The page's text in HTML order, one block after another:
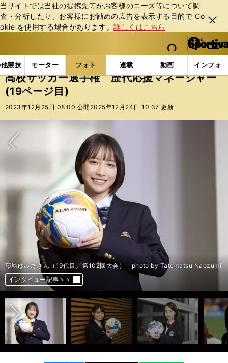
当サイトでは当社の提携先等がお客様のニーズ等について調
査・分析したり、お客様にお勧めの広告を表⽰する⽬的で Co
okie を使⽤する場合があります。詳しくはこちら
閉じ
る
web Sportiva (webスポルティーバ)
検索
マイペ
ー
ジ
メニュ
競技 モーター フォト 連載 動画 インフォ
b
ス
ポ
ル
バ
フォトギャラリー 高校サッカー選手権 歴代応援マネ
高校サッカー選手権 歴代応援マネージャー
(19ページ目)
2023年12月25日 08:00 公開 2025年12月24日 10:37 更新
次へ
インタビュー記事＞＞
インタビュー記事＞＞
藤﨑ゆみあさん（19代目／第102回大会） photo by Tatematsu Naozumi
インタビュー記事＞＞
インタビュー記事＞＞
インタビュー記事＞＞
前へ